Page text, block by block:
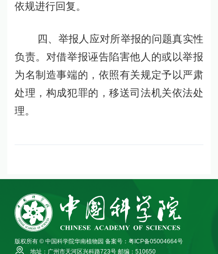
依规进行回复。
四、举报人应对所举报的问题真实性
负责。对借举报诬告陷害他人的或以举报
为名制造事端的，依照有关规定予以严肃
处理，构成犯罪的，移送司法机关依法处
理。
版权所有 © 中国科学院华南植物园 备案号：粤ICP备05004664号
地址：广州市天河区兴科路723号 邮编：510650